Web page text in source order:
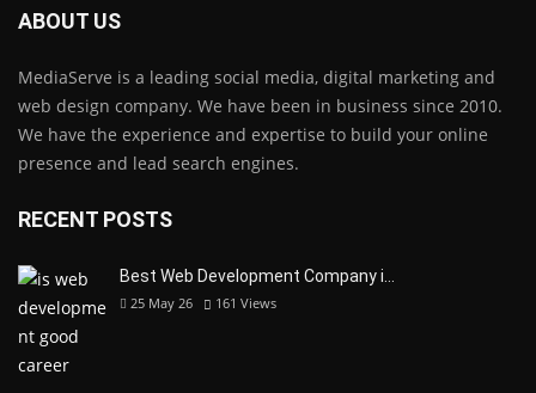
ABOUT US
MediaServe is a leading social media, digital marketing and
web design company. We have been in business since 2010.
We have the experience and expertise to build your online
presence and lead search engines.
RECENT POSTS
Best Web Development Company i…
25 May 26 161 Views